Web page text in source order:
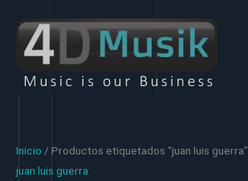
contenido
Inicio / Productos etiquetados “juan luis guerra”
juan luis guerra